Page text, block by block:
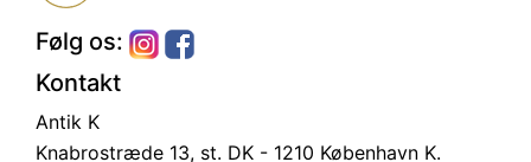
Følg os:
Kontakt
Antik K
Knabrostræde 13, st. DK - 1210 København K.